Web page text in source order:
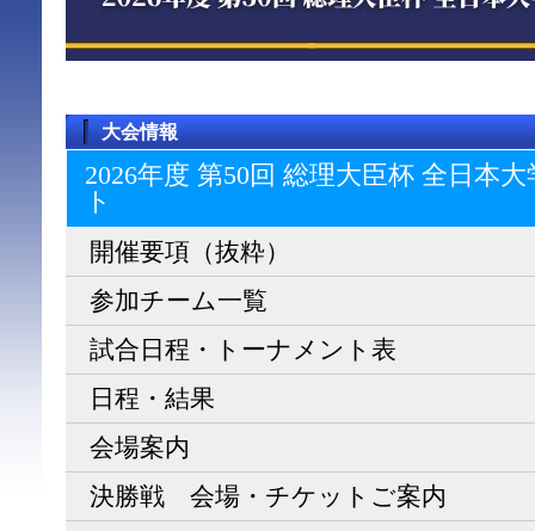
大会情報
2026年度 第50回 総理大臣杯 全日本
ト
開催要項（抜粋）
参加チーム一覧
試合日程・トーナメント表
日程・結果
会場案内
決勝戦 会場・チケットご案内